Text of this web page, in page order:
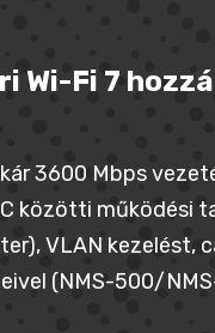
Wi-Fi 7
3600 Mbps
közötti működési
VLAN
(NMS-500/